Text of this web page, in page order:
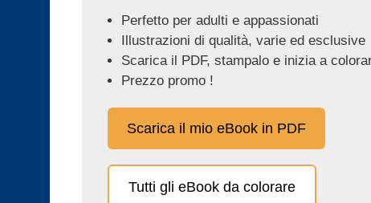
Perfetto per adulti e appassionati
Illustrazioni di qualità, varie ed esclusive
Scarica il PDF, stampalo e inizia a
Prezzo promo !
Scarica il mio eBook in PDF
Tutti gli eBook da colorare